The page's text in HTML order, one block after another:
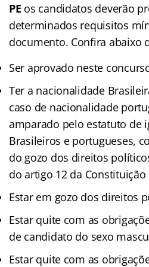
PE os candidatos deverão
determinados requisitos
documento. Confira abaixo
Ser aprovado neste
Ter a nacionalidade
caso de nacionalidade
amparado pelo estatuto de
Brasileiros e portugueses,
do gozo dos direitos
do artigo 12 da Constituição
Estar em gozo dos direitos
Estar quite com as
de candidato do sexo
Estar quite com as